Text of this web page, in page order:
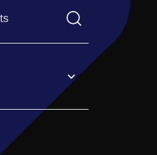
saisir un terme de